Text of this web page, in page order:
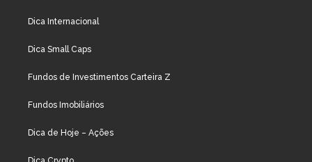
Dica Internacional
Dica Small Caps
Fundos de Investimentos Carteira Z
Fundos Imobiliários
Dica de Hoje – Ações